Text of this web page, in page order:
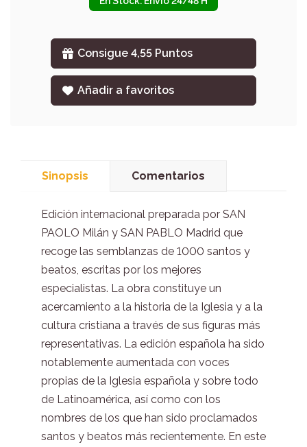
Consigue 4,55 Puntos
Añadir a favoritos
Sinopsis Comentarios
Edición internacional preparada por SAN
PAOLO Milán y SAN PABLO Madrid que
recoge las semblanzas de 1000 santos y
beatos, escritas por los mejores
especialistas. La obra constituye un
acercamiento a la historia de la Iglesia y a la
cultura cristiana a través de sus figuras más
representativas. La edición española ha sido
notablemente aumentada con voces
propias de la Iglesia española y sobre todo
de Latinoamérica, así como con los
nombres de los que han sido proclamados
santos y beatos más recientemente. En este